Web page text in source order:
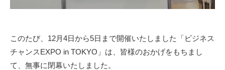
このたび、12月4日から5日まで開催いたしました「ビジネス
チャンスEXPO in TOKYO」は、皆様のおかげをもちまし
て、無事に閉幕いたしました。